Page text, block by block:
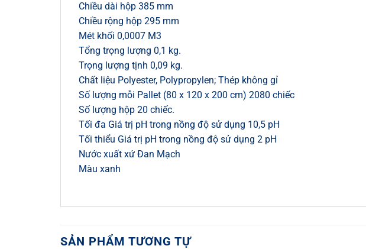
Chiều dài hộp 385 mm
Chiều rộng hộp 295 mm
Mét khối 0,0007 M3
Tổng trọng lượng 0,1 kg.
Trọng lượng tịnh 0,09 kg.
Chất liệu Polyester, Polypropylen; Thép không gỉ
Số lượng mỗi Pallet (80 x 120 x 200 cm) 2080 chiếc
Số lượng hộp 20 chiếc.
Tối đa Giá trị pH trong nồng độ sử dụng 10,5 pH
Tối thiểu Giá trị pH trong nồng độ sử dụng 2 pH
Nước xuất xứ Đan Mạch
Màu xanh
SẢN PHẨM TƯƠNG TỰ